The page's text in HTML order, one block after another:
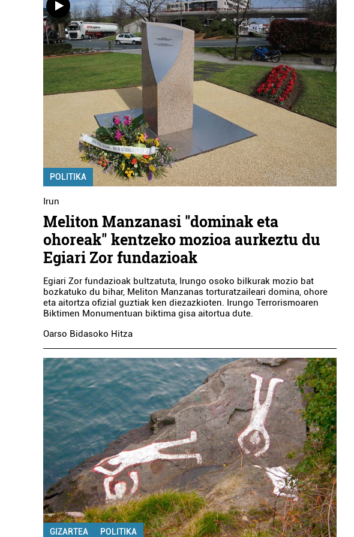
POLITIKA
Irun
Meliton Manzanasi "dominak eta
ohoreak" kentzeko mozioa aurkeztu du
Egiari Zor fundazioak
Egiari Zor fundazioak bultzatuta, Irungo osoko bilkurak mozio bat
bozkatuko du bihar, Meliton Manzanas torturatzaileari domina, ohore
eta aitortza ofizial guztiak ken diezazkioten. Irungo Terrorismoaren
Biktimen Monumentuan biktima gisa aitortua dute.
Oarso Bidasoko Hitza
GIZARTEA POLITIKA